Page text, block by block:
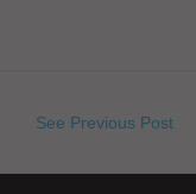
See Previous Post